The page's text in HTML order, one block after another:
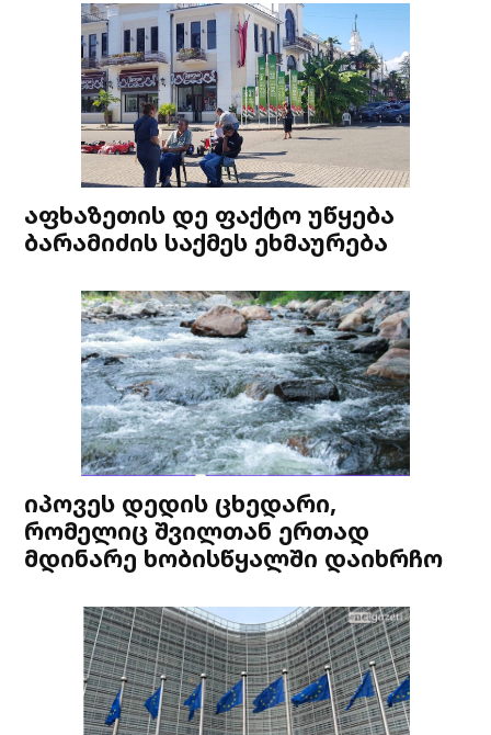
აფხაზეთის დე ფაქტო უწყება
ბარამიძის საქმეს ეხმაურება
იპოვეს დედის ცხედარი,
რომელიც შვილთან ერთად
მდინარე ხობისწყალში დაიხრჩო